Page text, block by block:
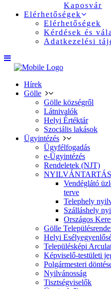
Kaposvár
Elérhetőségek
Elérhetőségek
Kérdések és
Adatkezelési
Hírek
Gölle
Gölle községről
Látnivalók
Helyi Értéktár
Szociális lakások
Ügyintézés
Ügyfélfogadás
e-Ügyintézés
Rendeletek (NJT)
Vendéglátó
terve
Telephely
Szálláshely
Országos
Gölle
Helyi
Településképi
Képviselő-testületi
Polgármesteri
Nyilvánosság
Tisztségviselők